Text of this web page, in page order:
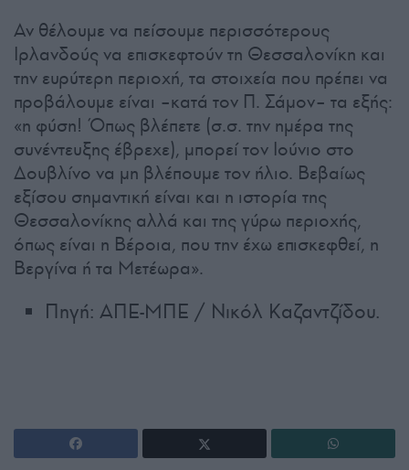
Αν θέλουμε να πείσουμε περισσότερους
Ιρλανδούς να επισκεφτούν τη Θεσσαλονίκη και
την ευρύτερη περιοχή, τα στοιχεία που πρέπει να
προβάλουμε είναι –κατά τον Π. Σάμον– τα εξής:
«η φύση! Όπως βλέπετε (σ.σ. την ημέρα της
συνέντευξης έβρεχε), μπορεί τον Ιούνιο στο
Δουβλίνο να μη βλέπουμε τον ήλιο. Βεβαίως
εξίσου σημαντική είναι και η ιστορία της
Θεσσαλονίκης αλλά και της γύρω περιοχής,
όπως είναι η Βέροια, που την έχω επισκεφθεί, η
Βεργίνα ή τα Μετέωρα».
Πηγή: ΑΠΕ-ΜΠΕ / Νικόλ Καζαντζίδου.